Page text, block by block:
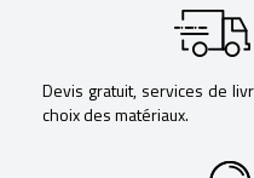
Devis gratuit, services de
choix des matériaux.